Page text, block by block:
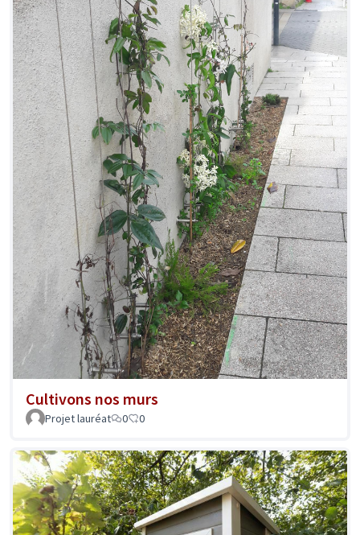
Cultivons nos murs
Projet lauréat 0 0